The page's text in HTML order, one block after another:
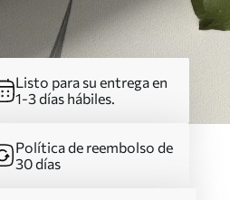
Listo para su entrega en
1-3 días hábiles.
Política de reembolso de
30 días